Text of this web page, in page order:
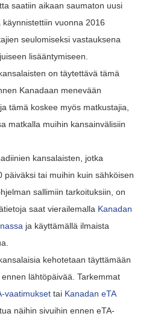
saatiin aikaan saumaton uusi
vuonna 2016
seulomiseksi vastauksena
lisääntymiseen.
on täytettävä tämä
Kanadaan menevään
tämä koskee myös matkustajia,
matkalla muihin kansainvälisiin
kansalaisten, jotka
päiväksi tai muihin kuin sähköisen
sallimiin tarkoituksiin, on
saat vierailemalla Kanadan
ja käyttämällä ilmaista
kehotetaan täyttämään
lähtöpäivää. Tarkemmat
vaatimukset tai Kanadan eTA
näihin sivuihin ennen eTA-